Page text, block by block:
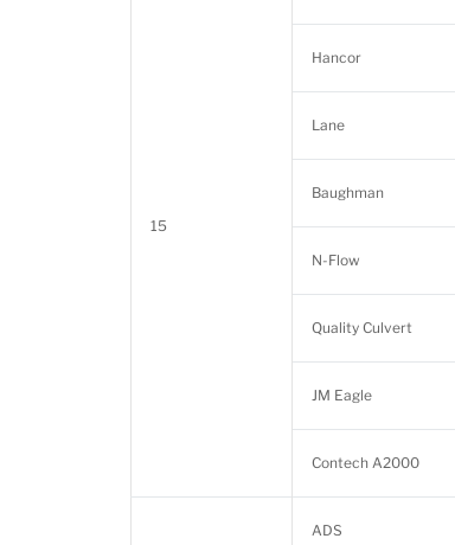
15
Hancor
Lane
Baughman
N-Flow
Quality Culvert
JM Eagle
Contech A2000
ADS